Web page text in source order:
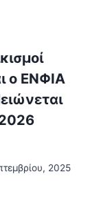
ο ΕΝΦΙΑ
2025